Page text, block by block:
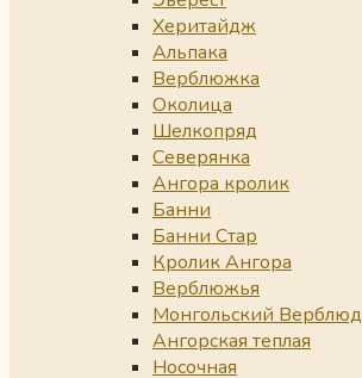
Херитайдж
Альпака
Верблюжка
Околица
Шелкопряд
Северянка
Ангора кролик
Банни
Банни Стар
Кролик Ангора
Верблюжья
Монгольский Верблюд
Ангорская теплая
Носочная